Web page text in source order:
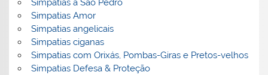
Simpatias a São Pedro
Simpatias Amor
Simpatias angelicais
Simpatias ciganas
Simpatias com Orixás, Pombas-Giras e Pretos-velhos
Simpatias Defesa & Proteção